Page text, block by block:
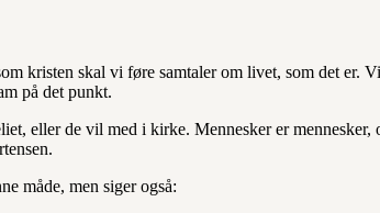
kristen skal vi føre samtaler om livet, som det er.
på det punkt.
eller de vil med i kirke. Mennesker er mennesker,
måde, men siger også: